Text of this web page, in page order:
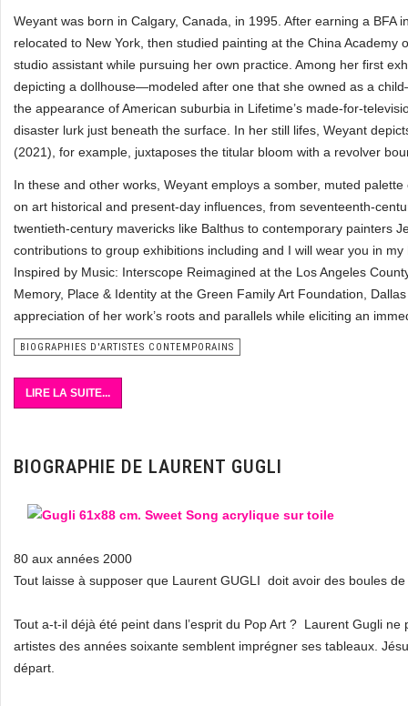
Weyant was born in Calgary, Canada, in 1995. After earning a BFA
relocated to New York, then studied painting at the China
studio assistant while pursuing her own practice. Among her first
depicting a dollhouse—modeled after one that she owned as a
the appearance of American suburbia in Lifetime’s made-for-
disaster lurk just beneath the surface. In her still lifes, Weyant
(2021), for example, juxtaposes the titular bloom with a revolver
In these and other works, Weyant employs a somber, muted
on art historical and present-day influences, from seventeenth-
twentieth-century mavericks like Balthus to contemporary painters
contributions to group exhibitions including and I will wear you in
Inspired by Music: Interscope Reimagined at the Los Angeles
Memory, Place & Identity at the Green Family Art Foundation,
appreciation of her work’s roots and parallels while eliciting an
BIOGRAPHIES D'ARTISTES CONTEMPORAINS
LIRE LA SUITE...
BIOGRAPHIE DE LAURENT GUGLI
80 aux années 2000
Tout laisse à supposer que Laurent GUGLI doit avoir des boules
Tout a-t-il déjà été peint dans l’esprit du Pop Art ? Laurent Gugli
artistes des années soixante semblent imprégner ses tableaux.
départ.